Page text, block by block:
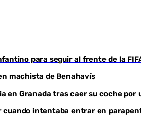
para seguir al frente de la
machista de Benahavís
en Granada tras caer su coche por
cuando intentaba entrar en